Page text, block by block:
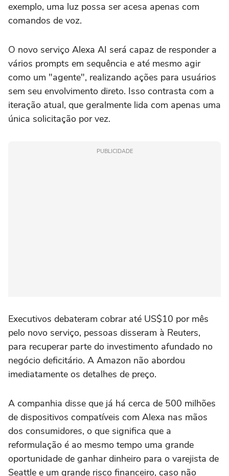
exemplo, uma luz possa ser acesa apenas com
comandos de voz.
O novo serviço Alexa AI será capaz de responder a
vários prompts em sequência e até mesmo agir
como um "agente", realizando ações para usuários
sem seu envolvimento direto. Isso contrasta com a
iteração atual, que geralmente lida com apenas uma
única solicitação por vez.
PUBLICIDADE
Executivos debateram cobrar até US$10 por mês
pelo novo serviço, pessoas disseram à Reuters,
para recuperar parte do investimento afundado no
negócio deficitário. A Amazon não abordou
imediatamente os detalhes de preço.
A companhia disse que já há cerca de 500 milhões
de dispositivos compatíveis com Alexa nas mãos
dos consumidores, o que significa que a
reformulação é ao mesmo tempo uma grande
oportunidade de ganhar dinheiro para o varejista de
Seattle e um grande risco financeiro, caso não